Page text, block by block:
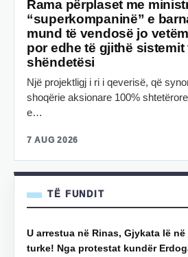
Rama përplaset me
“superkompaninë” e
mund të vendosë jo
por edhe të gjithë
shëndetësi
Një projektligj i ri i qeverisë, që
shoqërie aksionare 100%
e…
7 AUG 2026
TË FUNDIT
U arrestua në Rinas, Gjykata lë
turke! Nga protestat kundër